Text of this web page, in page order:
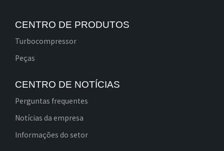
CENTRO DE PRODUTOS
Turbocompressor
Peças
CENTRO DE NOTÍCIAS
Perguntas frequentes
Notícias da empresa
Informações do setor